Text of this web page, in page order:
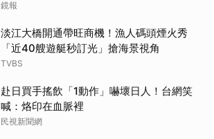
做決定
鏡報
淡江大橋開通帶旺商機！漁人碼頭煙火秀
「近40艘遊艇秒訂光」搶海景視角
TVBS
赴日買手搖飲「1動作」嚇壞日人！台網笑
喊：烙印在血脈裡
民視新聞網